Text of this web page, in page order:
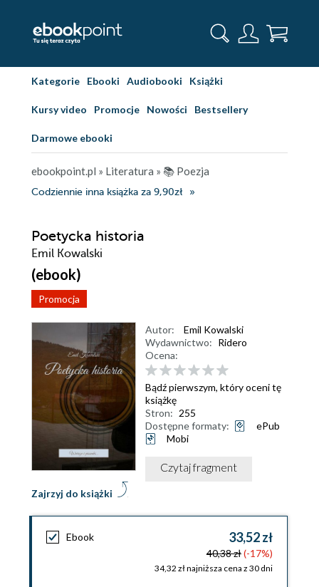
Kategorie Ebooki Audiobooki Książki
Kursy video Promocje Nowości Bestsellery
Darmowe ebooki
ebookpoint.pl » Literatura » 📚 Poezja
Codziennie inna książka za 9,90zł
Poetycka historia
Emil Kowalski
(ebook)
Promocja
Zajrzyj do książki
Autor:
Emil Kowalski
Wydawnictwo: Ridero
Ocena:
Bądź pierwszym, który oceni tę
książkę
Stron: 255
Dostępne formaty:
ePub
Mobi
Czytaj fragment
Ebook 33,52 zł
40,38 zł(-17%)
34,32 zł najniższa cena z 30 dni